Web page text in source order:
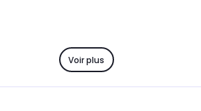
Voir plus